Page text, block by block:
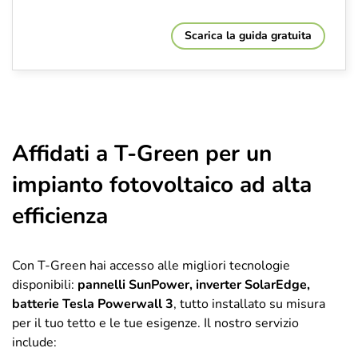
Scarica la guida gratuita
Affidati a T-Green per un
impianto fotovoltaico ad alta
efficienza
Con T-Green hai accesso alle migliori tecnologie
disponibili: pannelli SunPower, inverter SolarEdge,
batterie Tesla Powerwall 3, tutto installato su misura
per il tuo tetto e le tue esigenze. Il nostro servizio
include: